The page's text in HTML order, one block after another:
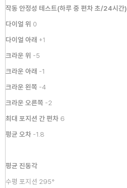
작동 안정성 테스트(하루 중 편차 초/24시간)
다이얼 위 0
다이얼 아래 +1
크라운 위 -5
크라운 아래 -1
크라운 왼쪽 -4
크라운 오른쪽 -2
최대 포지션 간 편차 6
평균 오차 -1.8
평균 진동각
수평 포지션 295°